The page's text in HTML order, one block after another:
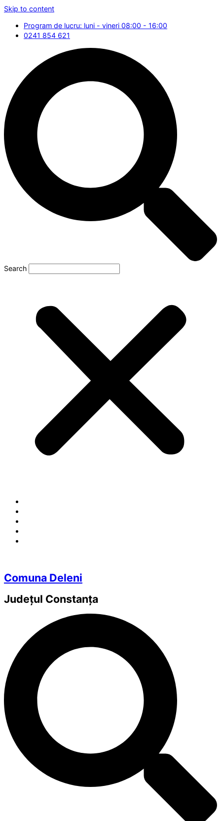
Skip to content
Program de lucru: luni - vineri 08:00 - 16:00
0241 854 621
Search
Comuna Deleni
Județul Constanța